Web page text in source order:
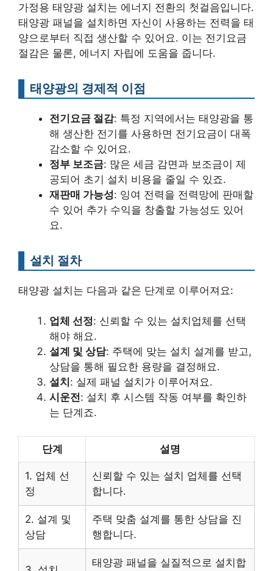
가정용 태양광 설치는 에너지 전환의 첫걸음입니다.
태양광 패널을 설치하면 자신이 사용하는 전력을 태
양으로부터 직접 생산할 수 있어요. 이는 전기요금
절감은 물론, 에너지 자립에 도움을 줍니다.
태양광의 경제적 이점
전기요금 절감: 특정 지역에서는 태양광을 통
해 생산한 전기를 사용하면 전기요금이 대폭
감소할 수 있어요.
정부 보조금: 많은 세금 감면과 보조금이 제
공되어 초기 설치 비용을 줄일 수 있죠.
재판매 가능성: 잉여 전력을 전력망에 판매할
수 있어 추가 수익을 창출할 가능성도 있어
요.
설치 절차
태양광 설치는 다음과 같은 단계로 이루어져요:
업체 선정: 신뢰할 수 있는 설치업체를 선택
해야 해요.
설계 및 상담: 주택에 맞는 설치 설계를 받고,
상담을 통해 필요한 용량을 결정해요.
설치 : 실제 패널 설치가 이루어져요.
시운전: 설치 후 시스템 작동 여부를 확인하
는 단계죠.
단계 설명
1. 업체 선
정
신뢰할 수 있는 설치 업체를 선택
합니다.
2. 설계 및
상담
주택 맞춤 설계를 통한 상담을 진
행합니다.
태양광 패널을 실질적으로 설치합